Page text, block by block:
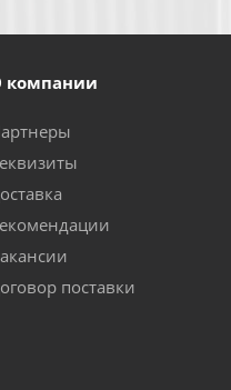
компании
поставки